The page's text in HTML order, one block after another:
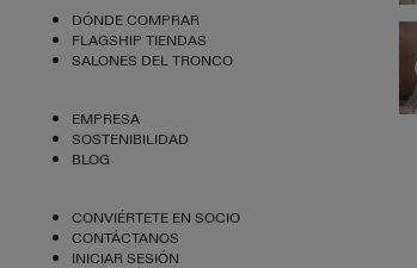
DÓNDE COMPRAR
FLAGSHIP TIENDAS
SALONES DEL TRONCO
EMPRESA
SOSTENIBILIDAD
BLOG
CONVIÉRTETE EN SOCIO
CONTÁCTANOS
INICIAR SESIÓN